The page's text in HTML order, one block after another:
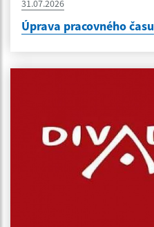
31.07.2026
Úprava pracovného času